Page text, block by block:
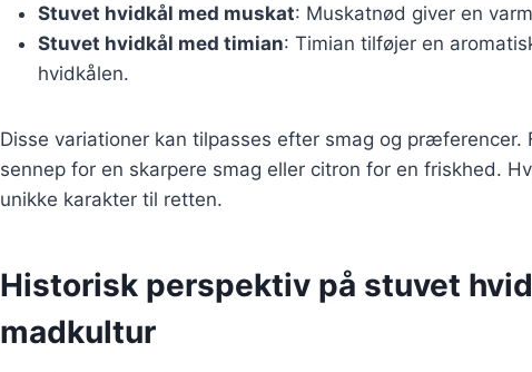
Stuvet hvidkål med muskat: Muskatnød giver en
Stuvet hvidkål med timian: Timian tilføjer en
hvidkålen.
Disse variationer kan tilpasses efter smag og præferencer.
sennep for en skarpere smag eller citron for en friskhed.
unikke karakter til retten.
Historisk perspektiv på stuvet
madkultur